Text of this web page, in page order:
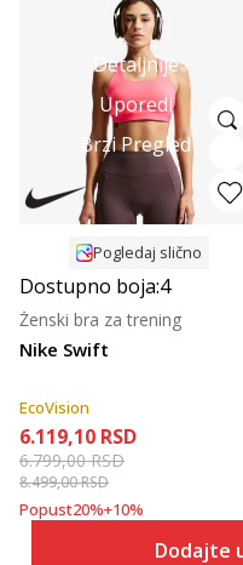
Detaljnije
Uporedi
Brzi Pregled
Pogledaj slično
Dostupno boja:4
Nike Swift
Ženski bra za trening
EcoVision
6.119,10 RSD
6.799,00RSD
8.499,00RSD
Popust20%+10%
Dodajte